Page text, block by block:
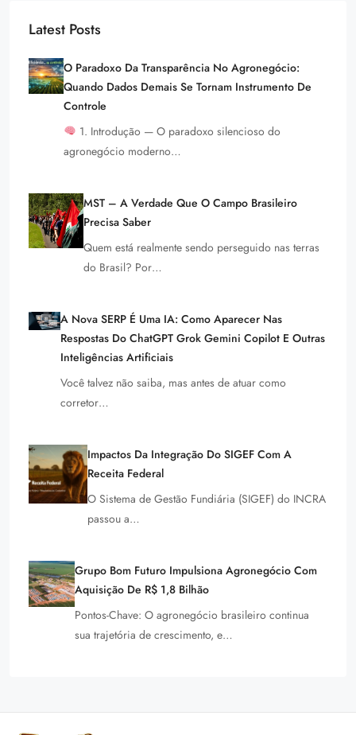
Latest Posts
O Paradoxo Da Transparência No Agronegócio:
Quando Dados Demais Se Tornam Instrumento De
Controle
1. Introdução — O paradoxo silencioso do
agronegócio moderno…
MST – A Verdade Que O Campo Brasileiro
Precisa Saber
Quem está realmente sendo perseguido nas terras
do Brasil? Por…
A Nova SERP É Uma IA: Como Aparecer Nas
Respostas Do ChatGPT Grok Gemini Copilot E Outras
Inteligências Artificiais
Você talvez não saiba, mas antes de atuar como
corretor…
Impactos Da Integração Do SIGEF Com A
Receita Federal
O Sistema de Gestão Fundiária (SIGEF) do INCRA
passou a…
Grupo Bom Futuro Impulsiona Agronegócio Com
Aquisição De R$ 1,8 Bilhão
Pontos-Chave: O agronegócio brasileiro continua
sua trajetória de crescimento, e…